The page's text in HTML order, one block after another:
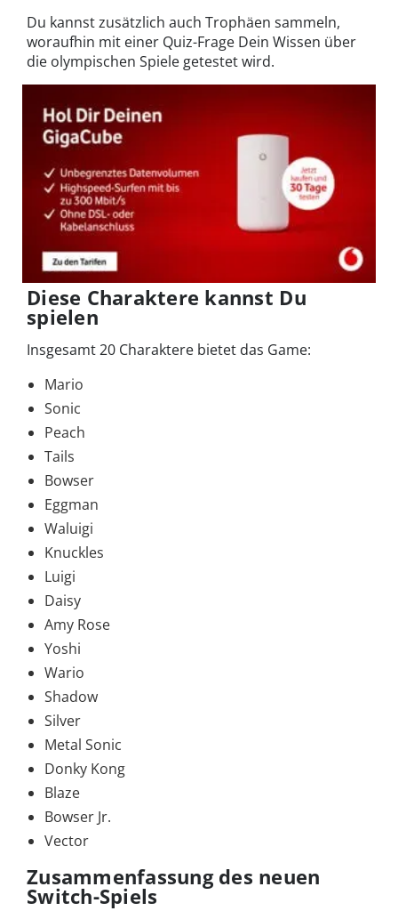
Du kannst zusätzlich auch Trophäen sammeln,
woraufhin mit einer Quiz-Frage Dein Wissen über
die olympischen Spiele getestet wird.
Diese Charaktere kannst Du
spielen
Insgesamt 20 Charaktere bietet das Game:
Mario
Sonic
Peach
Tails
Bowser
Eggman
Waluigi
Knuckles
Luigi
Daisy
Amy Rose
Yoshi
Wario
Shadow
Silver
Metal Sonic
Donky Kong
Blaze
Bowser Jr.
Vector
Zusammenfassung des neuen
Switch-Spiels